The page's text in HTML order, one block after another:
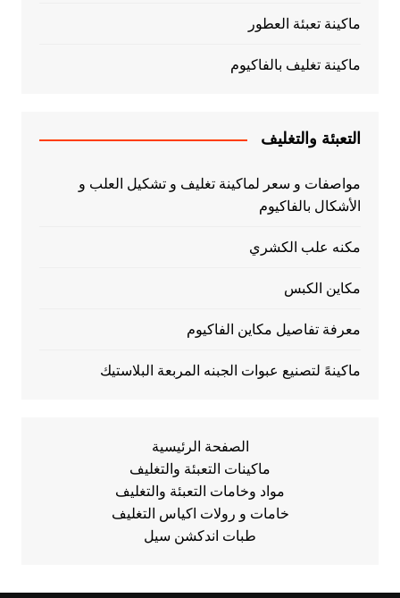
ماكينة تعبئة العطور
ماكينة تغليف بالفاكيوم
التعبئة والتغليف
مواصفات و سعر لماكينة تغليف و تشكيل العلب و
الأشكال بالفاكيوم
مكنه علب الكشري
مكاين الكبس
معرفة تفاصيل مكاين الفاكيوم
ماكينهً لتصنيع عبوات الجبنه المربعة البلاستيك
الصفحة الرئيسية
ماكينات التعبئة والتغليف
مواد وخامات التعبئة والتغليف
خامات و رولات اكياس التغليف
طبات اندكشن سيل